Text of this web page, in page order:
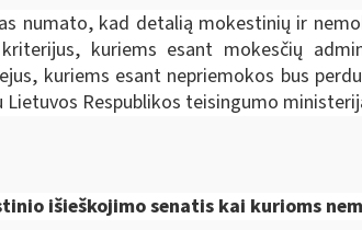
numato, kad detalią mokestinių ir
kuriems esant mokesčių
kuriems esant nepriemokos bus
Respublikos teisingumo
išieškojimo senatis kai kurioms